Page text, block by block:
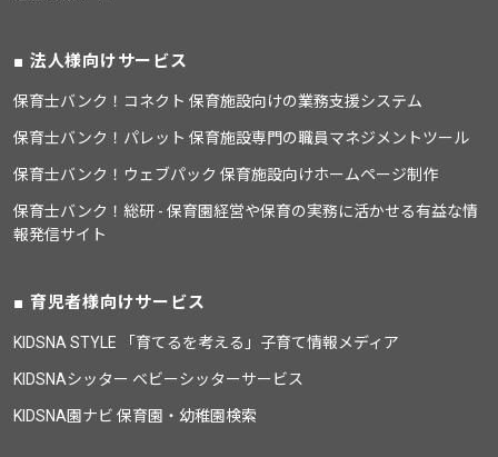
法人様向けサービス
保育士バンク！コネクト 保育施設向けの業務支援システム
保育士バンク！パレット 保育施設専門の職員マネジメントツール
保育士バンク！ウェブパック 保育施設向けホームページ制作
保育士バンク！総研 - 保育園経営や保育の実務に活かせる有益な情
報発信サイト
育児者様向けサービス
KIDSNA STYLE 「育てるを考える」子育て情報メディア
KIDSNAシッター ベビーシッターサービス
KIDSNA園ナビ 保育園・幼稚園検索